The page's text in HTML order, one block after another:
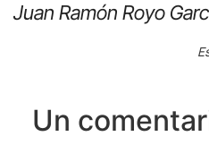
Juan Ramón Royo
Un